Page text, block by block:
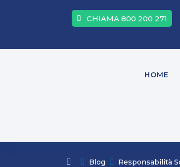
CHIAMA 800 200 271
HOME
 Blog  Responsabilità